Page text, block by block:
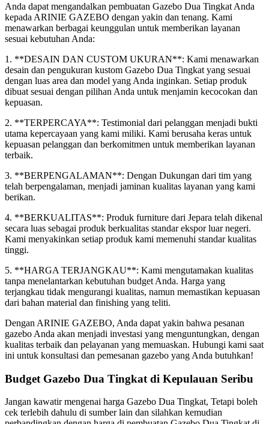
Anda dapat mengandalkan pembuatan Gazebo Dua Tingkat Anda
kepada ARINIE GAZEBO dengan yakin dan tenang. Kami
menawarkan berbagai keunggulan untuk memberikan layanan
sesuai kebutuhan Anda:
1. **DESAIN DAN CUSTOM UKURAN**: Kami menawarkan
desain dan pengukuran kustom Gazebo Dua Tingkat yang sesuai
dengan luas area dan model yang Anda inginkan. Setiap produk
dibuat sesuai dengan pilihan Anda untuk menjamin kecocokan dan
kepuasan.
2. **TERPERCAYA**: Testimonial dari pelanggan menjadi bukti
utama kepercayaan yang kami miliki. Kami berusaha keras untuk
kepuasan pelanggan dan berkomitmen untuk memberikan layanan
terbaik.
3. **BERPENGALAMAN**: Dengan Dukungan dari tim yang
telah berpengalaman, menjadi jaminan kualitas layanan yang kami
berikan.
4. **BERKUALITAS**: Produk furniture dari Jepara telah dikenal
secara luas sebagai produk berkualitas standar ekspor luar negeri.
Kami menyakinkan setiap produk kami memenuhi standar kualitas
tinggi.
5. **HARGA TERJANGKAU**: Kami mengutamakan kualitas
tanpa menelantarkan kebutuhan budget Anda. Harga yang
terjangkau tidak mengurangi kualitas, namun memastikan kepuasan
dari bahan material dan finishing yang teliti.
Dengan ARINIE GAZEBO, Anda dapat yakin bahwa pesanan
gazebo Anda akan menjadi investasi yang menguntungkan, dengan
kualitas terbaik dan pelayanan yang memuaskan. Hubungi kami saat
ini untuk konsultasi dan pemesanan gazebo yang Anda butuhkan!
Budget Gazebo Dua Tingkat di Kepulauan Seribu
Jangan kawatir mengenai harga Gazebo Dua Tingkat, Tetapi boleh
cek terlebih dahulu di sumber lain dan silahkan kemudian